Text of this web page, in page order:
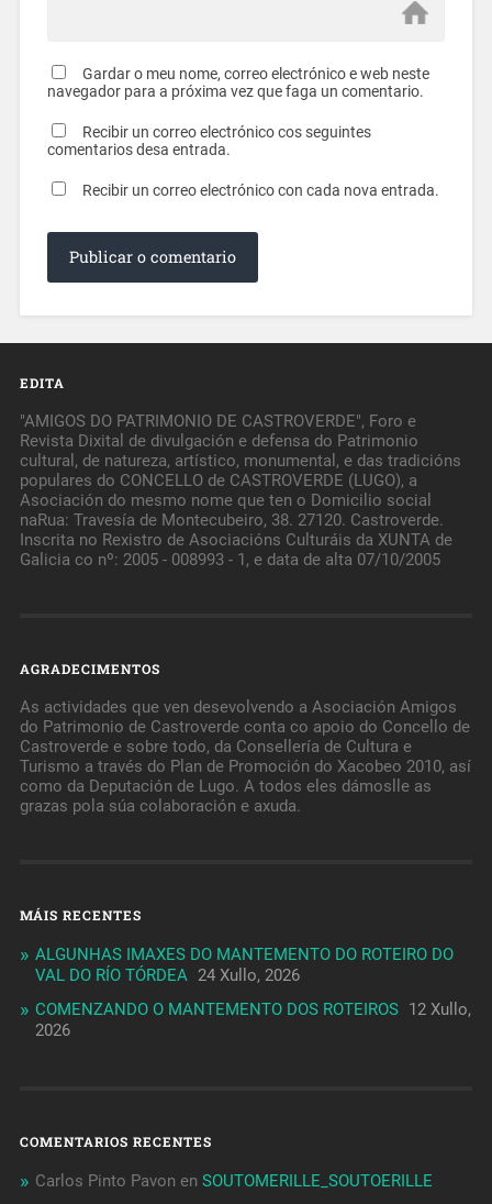
Gardar o meu nome, correo electrónico e web neste
navegador para a próxima vez que faga un comentario.
Recibir un correo electrónico cos seguintes
comentarios desa entrada.
Recibir un correo electrónico con cada nova entrada.
EDITA
"AMIGOS DO PATRIMONIO DE CASTROVERDE", Foro e
Revista Dixital de divulgación e defensa do Patrimonio
cultural, de natureza, artístico, monumental, e das tradicións
populares do CONCELLO de CASTROVERDE (LUGO), a
Asociación do mesmo nome que ten o Domicilio social
naRua: Travesía de Montecubeiro, 38. 27120. Castroverde.
Inscrita no Rexistro de Asociacións Culturáis da XUNTA de
Galicia co nº: 2005 - 008993 - 1, e data de alta 07/10/2005
AGRADECIMENTOS
As actividades que ven desevolvendo a Asociación Amigos
do Patrimonio de Castroverde conta co apoio do Concello de
Castroverde e sobre todo, da Consellería de Cultura e
Turismo a través do Plan de Promoción do Xacobeo 2010, así
como da Deputación de Lugo. A todos eles dámoslle as
grazas pola súa colaboración e axuda.
MÁIS RECENTES
ALGUNHAS IMAXES DO MANTEMENTO DO ROTEIRO DO
VAL DO RÍO TÓRDEA 24 Xullo, 2026
COMENZANDO O MANTEMENTO DOS ROTEIROS 12 Xullo,
2026
COMENTARIOS RECENTES
Carlos Pinto Pavon en SOUTOMERILLE_SOUTOERILLE